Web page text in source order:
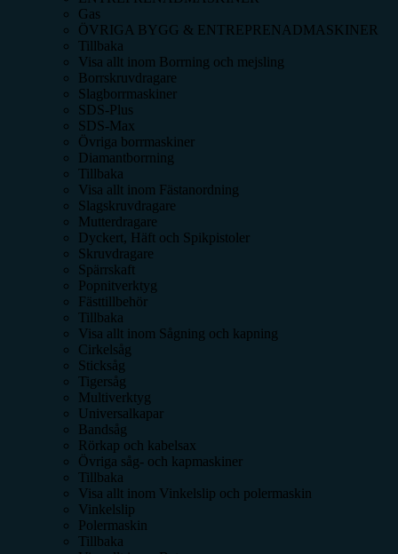
Gas
ÖVRIGA BYGG & ENTREPRENADMASKINER
Tillbaka
Visa allt inom Borrning och mejsling
Borrskruvdragare
Slagborrmaskiner
SDS-Plus
SDS-Max
Övriga borrmaskiner
Diamantborrning
Tillbaka
Visa allt inom Fästanordning
Slagskruvdragare
Mutterdragare
Dyckert, Häft och Spikpistoler
Skruvdragare
Spärrskaft
Popnitverktyg
Fästtillbehör
Tillbaka
Visa allt inom Sågning och kapning
Cirkelsåg
Sticksåg
Tigersåg
Multiverktyg
Universalkapar
Bandsåg
Rörkap och kabelsax
Övriga såg- och kapmaskiner
Tillbaka
Visa allt inom Vinkelslip och polermaskin
Vinkelslip
Polermaskin
Tillbaka